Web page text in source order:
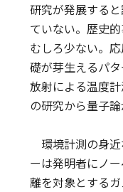
研究が発展する
ていない。歴史
むしろ少ない。
礎が芽生えるパ
放射による温度
の研究から量子
環境計測の身近
ーは発明者にノ
離を対象とする